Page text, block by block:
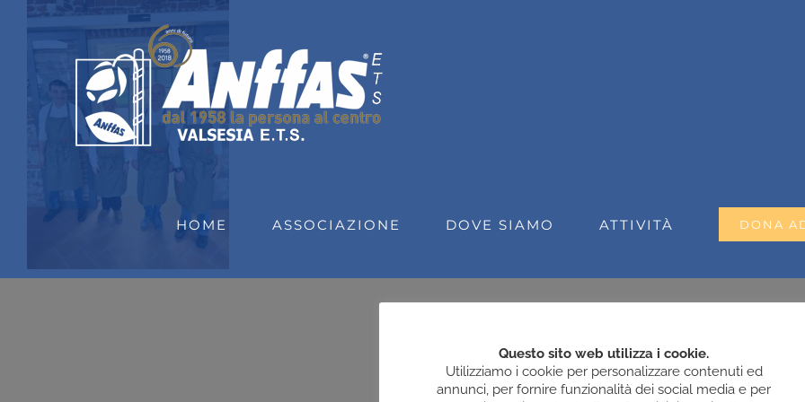
Salta
contenuto
HOME ASSOCIAZIONE DOVE SIAMO ATTIVITÀ DONA
Questo sito web utilizza i cookie.
Utilizziamo i cookie per personalizzare contenuti ed
annunci, per fornire funzionalità dei social media e per